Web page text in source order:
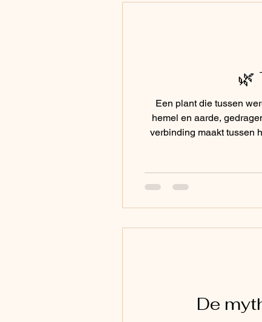
🌿
Een plant die tussen
hemel en aarde,
verbinding maakt tussen het zichtbare en het
De